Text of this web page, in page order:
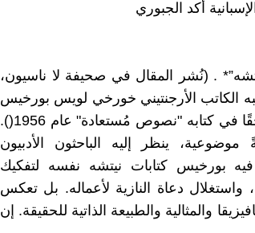
أكد الجبوري
. (نُشر المقال في صحيفة لا ناسيون،
كتبه الكاتب الأرجنتيني خورخي لويس بورخيس
(1899-1986)(). عام 1940()، وجُمِعَ لاحقًا في كتابه "نصوص مُستعادة" عام 1956().
ينظر إليه الباحثون الأدبيون
بورخيس كتابات نيتشه نفسه لتفكيك
واستغلال دعاة النازية لأعماله. بل تعكس
والمثالية والطبيعة الذاتية للحقيقة. إن